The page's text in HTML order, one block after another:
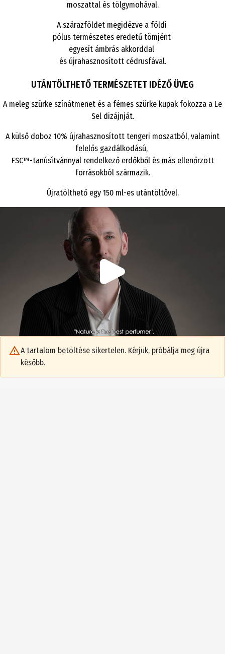
moszattal és tölgymohával.
A szárazföldet megidézve a földi
pólus természetes eredetű tömjént
egyesít ámbrás akkorddal
és újrahasznosított cédrusfával.
UTÁNTÖLTHETŐ TERMÉSZETET IDÉZŐ ÜVEG
A meleg szürke színátmenet és a fémes szürke kupak fokozza a Le
Sel dizájnját.
A külső doboz 10% újrahasznosított tengeri moszatból, valamint
felelős gazdálkodású,
FSC™-tanúsítvánnyal rendelkező erdőkből és más ellenőrzött
forrásokból származik.
Újratölthető egy 150 ml-es utántöltővel.
A tartalom betöltése sikertelen. Kérjük, próbálja meg újra
később.